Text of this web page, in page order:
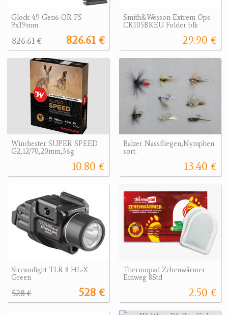
Glock 49 Gen6 OR FS
9x19mm
826.61 €
826.61 €
Smith&Wesson Extrem Ops
CK105BKEU Folder blk
29.90 €
Winchester SUPER SPEED
G2,12/70,20mm,36g
10.80 €
Balzer Nassfliegen,Nymphen
sort.
13.40 €
Streamlight TLR 8 HL-X
Green
528 €
528 €
Thermopad Zehenwärmer
Einweg 8Std
2.50 €